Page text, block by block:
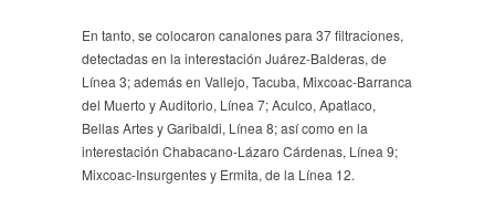
En tanto, se colocaron canalones para 37 filtraciones,
detectadas en la interestación Juárez-Balderas, de
Línea 3; además en Vallejo, Tacuba, Mixcoac-Barranca
del Muerto y Auditorio, Línea 7; Aculco, Apatlaco,
Bellas Artes y Garibaldi, Línea 8; así como en la
interestación Chabacano-Lázaro Cárdenas, Línea 9;
Mixcoac-Insurgentes y Ermita, de la Línea 12.